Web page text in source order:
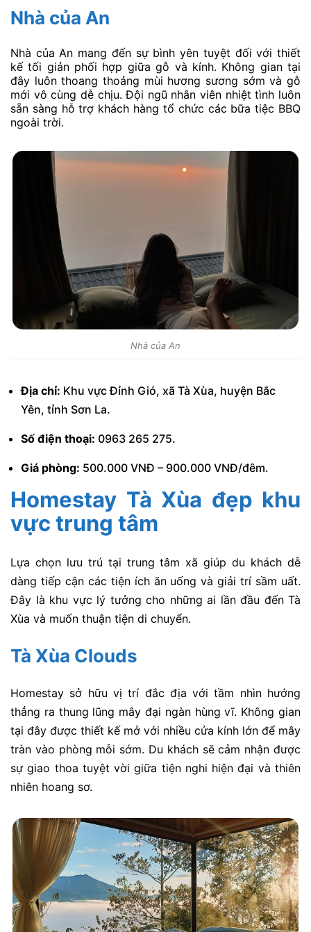
Nhà của An
Nhà của An mang đến sự bình yên tuyệt đối với thiết
kế tối giản phối hợp giữa gỗ và kính. Không gian tại
đây luôn thoang thoảng mùi hương sương sớm và gỗ
mới vô cùng dễ chịu. Đội ngũ nhân viên nhiệt tình luôn
sẵn sàng hỗ trợ khách hàng tổ chức các bữa tiệc BBQ
ngoài trời.
Nhà của An
Địa chỉ: Khu vực Đỉnh Gió, xã Tà Xùa, huyện Bắc
Yên, tỉnh Sơn La.
Số điện thoại: 0963 265 275.
Giá phòng: 500.000 VNĐ – 900.000 VNĐ/đêm.
Homestay Tà Xùa đẹp khu
vực trung tâm
Lựa chọn lưu trú tại trung tâm xã giúp du khách dễ
dàng tiếp cận các tiện ích ăn uống và giải trí sầm uất.
Đây là khu vực lý tưởng cho những ai lần đầu đến Tà
Xùa và muốn thuận tiện di chuyển.
Tà Xùa Clouds
Homestay sở hữu vị trí đắc địa với tầm nhìn hướng
thẳng ra thung lũng mây đại ngàn hùng vĩ. Không gian
tại đây được thiết kế mở với nhiều cửa kính lớn để mây
tràn vào phòng mỗi sớm. Du khách sẽ cảm nhận được
sự giao thoa tuyệt vời giữa tiện nghi hiện đại và thiên
nhiên hoang sơ.